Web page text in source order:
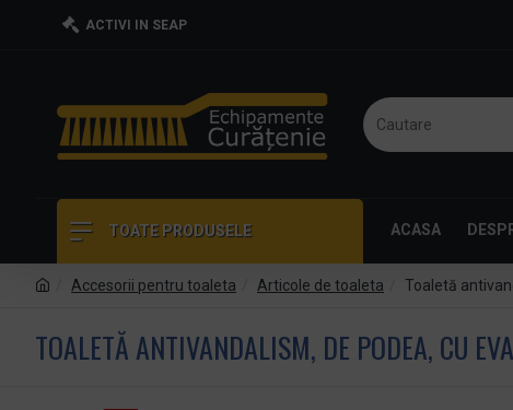
ACTIVI IN SEAP
TOATE PRODUSELE ACASA
Accesorii pentru toaleta Articole de toaleta Toaletă
TOALETĂ ANTIVANDALISM, DE PODEA, CU